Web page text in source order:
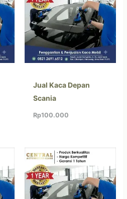
Jual Kaca Depan
Scania
Rp100.000